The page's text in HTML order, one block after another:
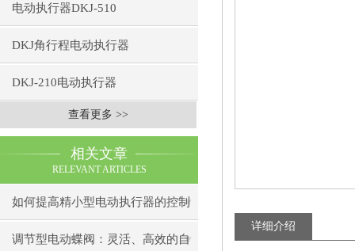
电动执行器DKJ-510
DKJ角行程电动执行器
DKJ-210电动执行器
查看更多 >>
相关文章
RELEVANT ARTICLES
如何提高精小型电动执行器的控制
精度
调节型电动蝶阀：灵活、高效的自
详细介绍